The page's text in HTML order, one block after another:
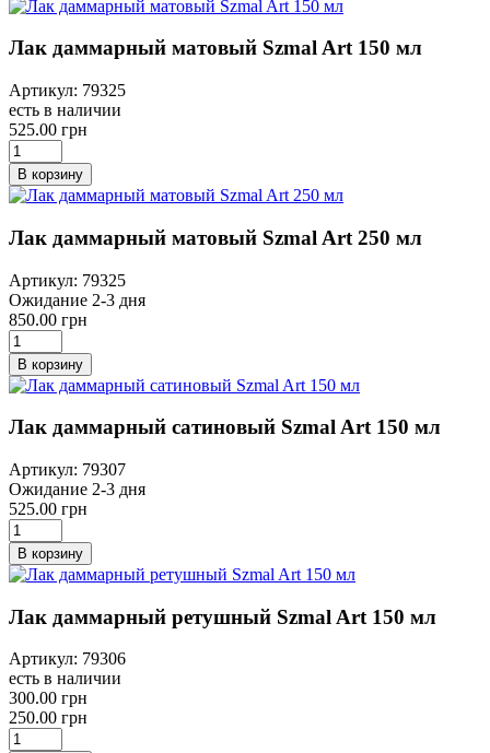
Лак даммарный матовый Szmal Art 150 мл
Артикул: 79325
есть в наличии
525.00 грн
В корзину
Лак даммарный матовый Szmal Art 250 мл
Артикул: 79325
Ожидание 2-3 дня
850.00 грн
В корзину
Лак даммарный сатиновый Szmal Art 150 мл
Артикул: 79307
Ожидание 2-3 дня
525.00 грн
В корзину
Лак даммарный ретушный Szmal Art 150 мл
Артикул: 79306
есть в наличии
300.00 грн
250.00 грн